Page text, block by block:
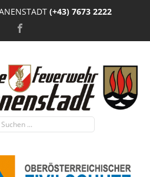
(+43) 7673 2222